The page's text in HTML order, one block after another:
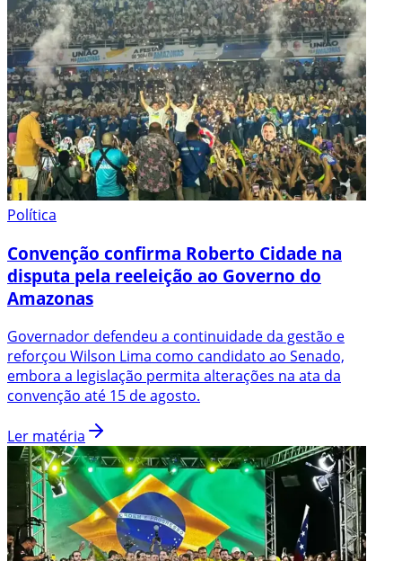
Política
Convenção confirma Roberto Cidade na
disputa pela reeleição ao Governo do
Amazonas
Governador defendeu a continuidade da gestão e
reforçou Wilson Lima como candidato ao Senado,
embora a legislação permita alterações na ata da
convenção até 15 de agosto.
Ler matéria